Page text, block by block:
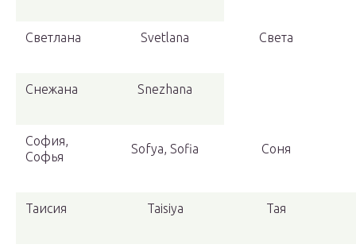
Светлана Svetlana Света
Снежана Snezhana
София,
Софья
Sofya, Sofia Соня
Таисия Taisiya Тая